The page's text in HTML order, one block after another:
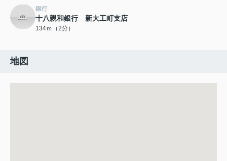
銀行
十八親和銀行 新大工町支店
134ｍ（2分）
地図